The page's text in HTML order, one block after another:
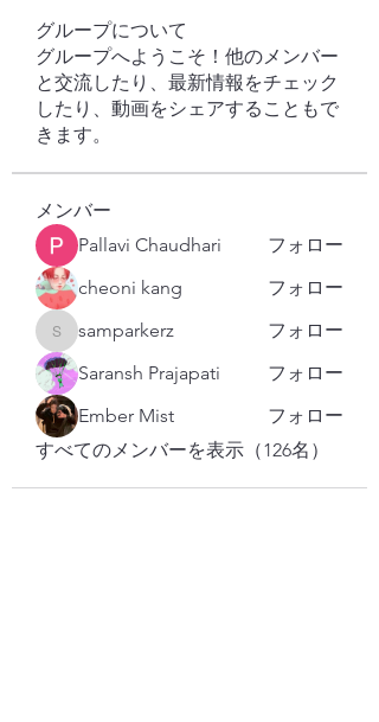
グループについて
グループへようこそ！他のメンバー
と交流したり、最新情報をチェック
したり、動画をシェアすることもで
きます。
メンバー
Pallavi Chaudhari
フォロー
cheoni kang
フォロー
samparkerz
samparkerz
フォロー
Saransh Prajapati
フォロー
Ember Mist
フォロー
すべてのメンバーを表示（126名）